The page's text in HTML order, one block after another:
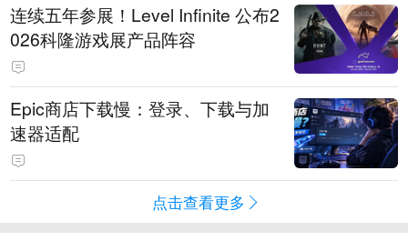
连续五年参展！Level Infinite 公布2
026科隆游戏展产品阵容
Epic商店下载慢：登录、下载与加
速器适配
点击查看更多